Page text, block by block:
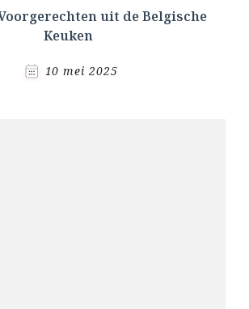
uit de Belgische
Keuken
10 mei 2025